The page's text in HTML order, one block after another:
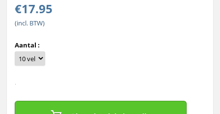
€17.95
(incl. BTW)
Aantal :
.